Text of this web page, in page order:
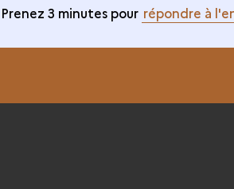
Prenez 3 minutes pour répondre à